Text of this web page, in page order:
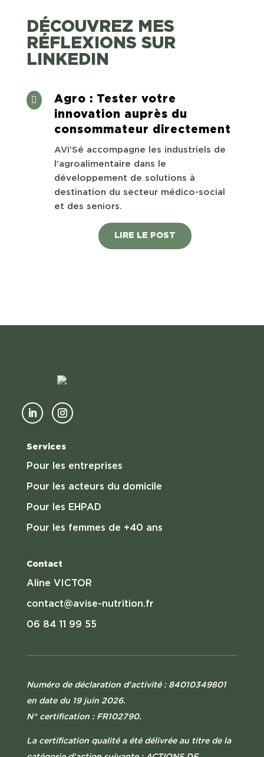
DÉCOUVREZ MES
RÉFLEXIONS SUR
LINKEDIN

Agro : Tester votre
innovation auprès du
consommateur directement
AVi'Sé accompagne les industriels de
l’agroalimentaire dans le
développement de solutions à
destination du secteur médico-social
et des seniors.
LIRE LE POST
Services
Pour les entreprises
Pour les acteurs du domicile
Pour les EHPAD
Pour les femmes de +40 ans
Contact
Aline VICTOR
contact@avise-nutrition.fr
06 84 11 99 55
Numéro de déclaration d'activité : 84010349801
en date du 19 juin 2026.
N° certification : FR102790.
La certification qualité a été délivrée au titre de la